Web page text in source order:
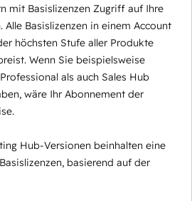
mit Basislizenzen Zugriff auf Ihre
Basislizenzen in einem Account
höchsten Stufe aller Produkte
Wenn Sie beispielsweise
als auch Sales Hub
wäre Ihr Abonnement der
Hub-Versionen beinhalten eine
basierend auf der